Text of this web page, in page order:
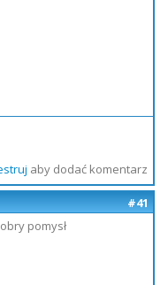
aby dodać komentarz
#41
pomysł